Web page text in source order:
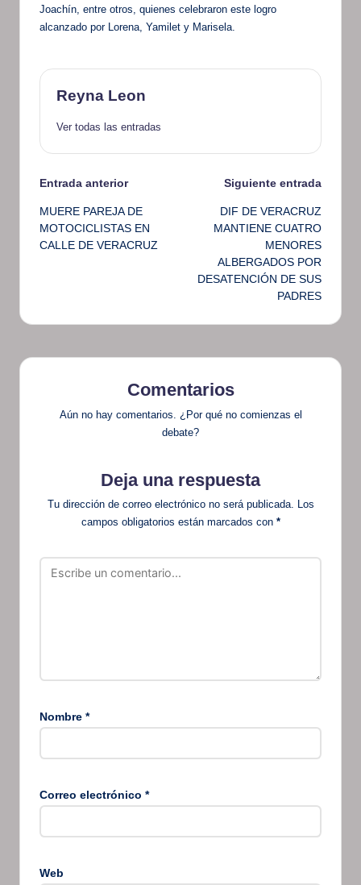
Joachín, entre otros, quienes celebraron este logro
alcanzado por Lorena, Yamilet y Marisela.
Reyna Leon
Ver todas las entradas
Navegación
de
entradas
Entrada anterior
MUERE PAREJA DE
MOTOCICLISTAS EN
CALLE DE VERACRUZ
Siguiente entrada
DIF DE VERACRUZ
MANTIENE CUATRO
MENORES
ALBERGADOS POR
DESATENCIÓN DE SUS
PADRES
Comentarios
Aún no hay comentarios. ¿Por qué no comienzas el
debate?
Deja una respuesta
Tu dirección de correo electrónico no será publicada. Los
campos obligatorios están marcados con *
Nombre *
Correo electrónico *
Web